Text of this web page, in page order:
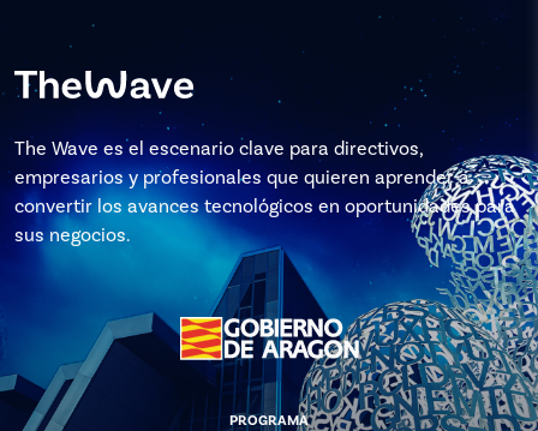
The Wave es el escenario clave para directivos,
empresarios y profesionales que quieren aprender a
convertir los avances tecnológicos en oportunidades para
sus negocios.
PROGRAMA